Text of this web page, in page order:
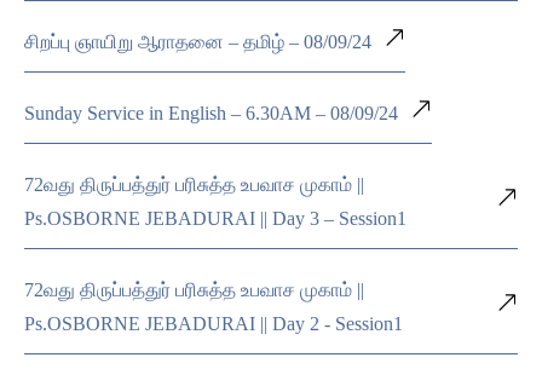
சிறப்பு ஞாயிறு ஆராதனை – தமிழ் – 08/09/24
Sunday Service in English – 6.30AM – 08/09/24
72வது திருப்பத்துர் பரிசுத்த உபவாச முகாம் ||
Ps.OSBORNE JEBADURAI || Day 3 – Session1
72வது திருப்பத்துர் பரிசுத்த உபவாச முகாம் ||
Ps.OSBORNE JEBADURAI || Day 2 - Session1